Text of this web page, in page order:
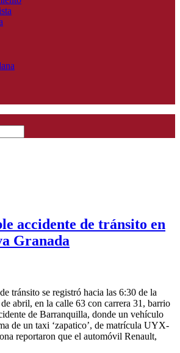
accidente de tránsito en
Granada
tránsito se registró hacia las 6:30 de la
abril, en la calle 63 con carrera 31, barrio
de Barranquilla, donde un vehículo
de un taxi ‘zapatico’, de matrícula UYX-
reportaron que el automóvil Renault,